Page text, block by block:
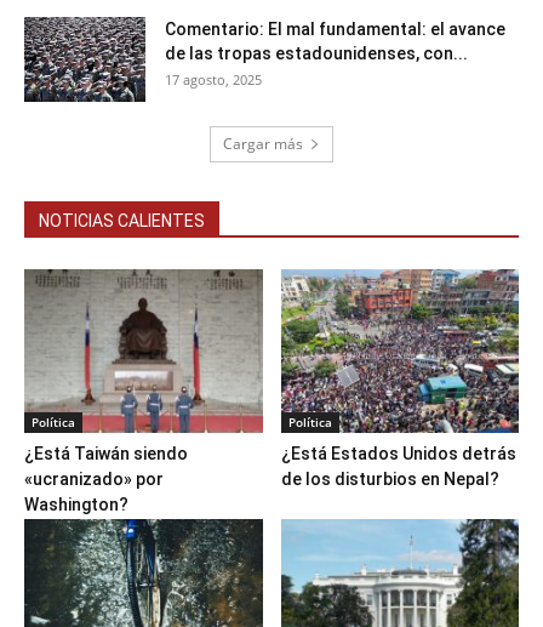
Comentario: El mal fundamental: el avance
de las tropas estadounidenses, con...
17 agosto, 2025
Cargar más
NOTICIAS CALIENTES
Política
¿Está Taiwán siendo
«ucranizado» por
Washington?
Política
¿Está Estados Unidos detrás
de los disturbios en Nepal?